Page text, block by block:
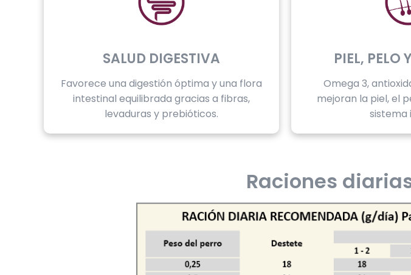
SALUD DIGESTIVA
Favorece una digestión óptima y una flora
intestinal equilibrada gracias a fibras,
levaduras y prebióticos.
PIEL, PELO
Omega 3,
mejoran la piel, el
sistema
Raciones